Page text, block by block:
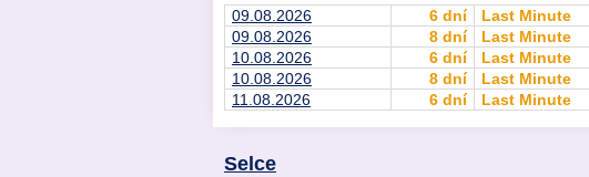
09.08.2026
6 dní Last Minute
09.08.2026
8 dní Last Minute
10.08.2026
6 dní Last Minute
10.08.2026
8 dní Last Minute
11.08.2026
6 dní Last Minute
Selce